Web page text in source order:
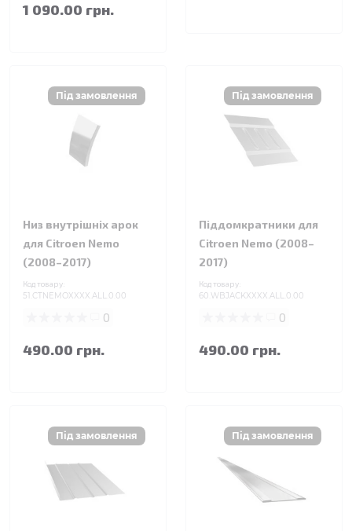
1 090.00 грн.
Низ внутрішніх арок
для Citroen Nemo
(2008–2017)
Код товару:
51.CTNEMOXXXX.ALL.0.00
0
490.00 грн.
Піддомкратники для
Citroen Nemo (2008–
2017)
Код товару:
60.WBJACKXXXX.ALL.0.00
0
490.00 грн.